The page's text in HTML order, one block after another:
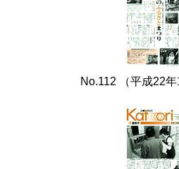
No.112 （平成22年